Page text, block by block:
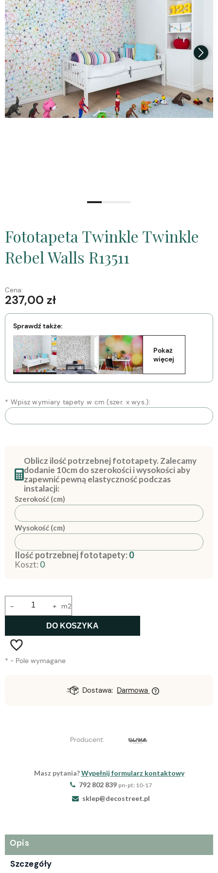
Fototapeta Twinkle Twinkle
Rebel Walls R13511
Cena:
237,00 zł
Sprawdź także:
Pokaż
więcej
* Wpisz wymiary tapety w cm (szer. x wys.):
Oblicz ilość potrzebnej fototapety. Zalecamy
dodanie 10cm do szerokości i wysokości aby
zapewnić pewną elastyczność podczas
instalacji:
Szerokość (cm)
Wysokość (cm)
Ilość potrzebnej fototapety:0
Koszt: 0
+
- m2
DO KOSZYKA
* - Pole wymagane
Dostawa: Darmowa
Producent:
Masz pytania?Wypełnij formularz kontaktowy
792 802 839 pn-pt: 10-17
sklep@decostreet.pl
Opis
Szczegóły